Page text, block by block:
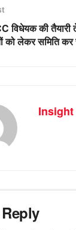
विधेयक की तैयारी
को लेकर समिति कर